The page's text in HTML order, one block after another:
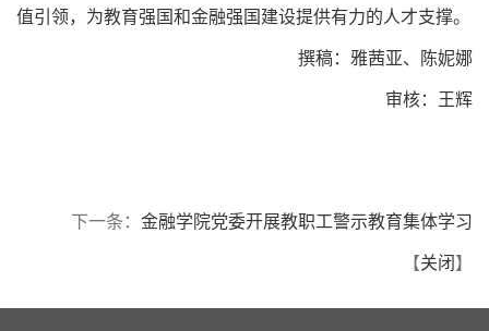
值引领，为教育强国和金融强国建设提供有力的人才支撑。
撰稿：雅茜亚、陈妮娜
审核：王辉
下一条： 金融学院党委开展教职工警示教育集体学习
【关闭】